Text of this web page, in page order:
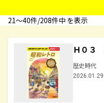
21〜40件/208件中 を表示
Ｈ０３
歴史時代